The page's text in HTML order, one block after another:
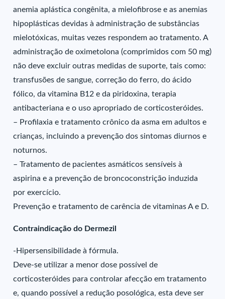
anemia aplástica congênita, a mielofibrose e as anemias
hipoplásticas devidas à administração de substâncias
mielotóxicas, muitas vezes respondem ao tratamento. A
administração de oximetolona (comprimidos com 50 mg)
não deve excluir outras medidas de suporte, tais como:
transfusões de sangue, correção do ferro, do ácido
fólico, da vitamina B12 e da piridoxina, terapia
antibacteriana e o uso apropriado de corticosteróides.
– Profilaxia e tratamento crônico da asma em adultos e
crianças, incluindo a prevenção dos sintomas diurnos e
noturnos.
– Tratamento de pacientes asmáticos sensíveis à
aspirina e a prevenção de broncoconstrição induzida
por exercício.
Prevenção e tratamento de carência de vitaminas A e D.
Contraindicação do Dermezil
-Hipersensibilidade à fórmula.
Deve-se utilizar a menor dose possível de
corticosteróides para controlar afecção em tratamento
e, quando possível a redução posológica, esta deve ser